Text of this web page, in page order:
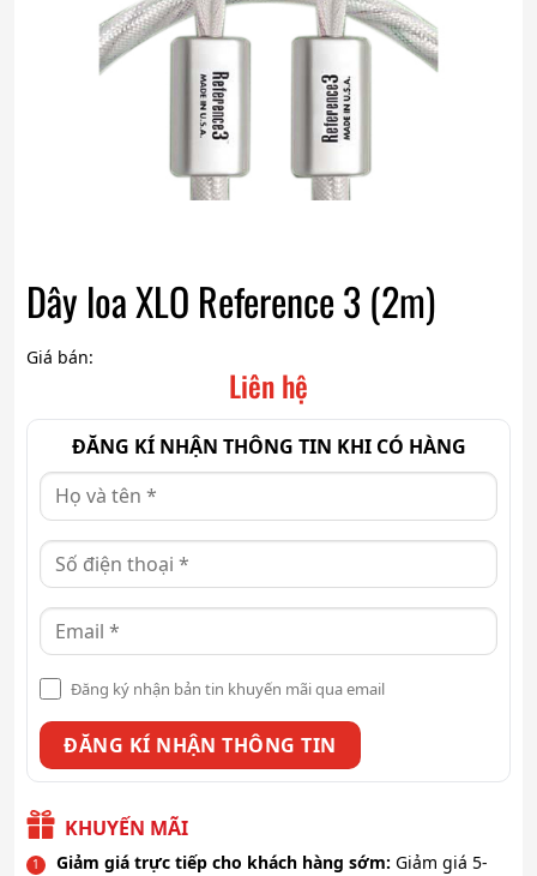
Dây loa XLO Reference 3 (2m)
Giá bán:
Liên hệ
ĐĂNG KÍ NHẬN THÔNG TIN KHI CÓ HÀNG
Đăng ký nhận bản tin khuyến mãi qua email
KHUYẾN MÃI
Giảm giá trực tiếp cho khách hàng sớm: Giảm giá 5-